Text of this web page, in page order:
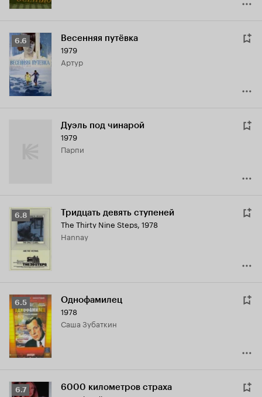
Рейтинг
Кинопоиска
6.6
6.6 Весенняя путёвка
1979
Артур
Дуэль под чинарой
1979
Парпи
Рейтинг
Кинопоиска
6.8
6.8 Тридцать девять ступеней
The Thirty Nine Steps, 1978
Hannay
Рейтинг
Кинопоиска
6.5
6.5 Однофамилец
1978
Саша Зубаткин
Рейтинг
6.7 6000 километров страха